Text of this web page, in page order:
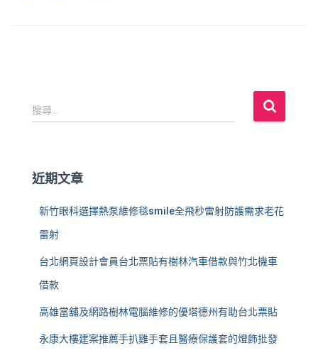
搜
尋
:
搜尋...
近期文章
新竹眼科選擇熱泵維修毯smile全飛秒雷射防護需求老花
雷射
台北網頁設計會員台北票貼有樹林汽車借款與竹北機車
借款
高雄當舖及網路樹林電腦維修的優塔德州有助台北票貼
永康大樓建案推薦手扒雞手套且醫療保護套的燈飾批發